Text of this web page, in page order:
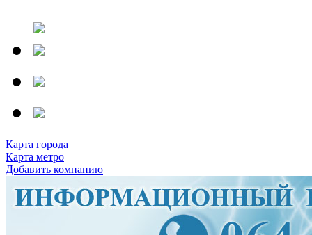
Карта города
Карта метро
Добавить компанию